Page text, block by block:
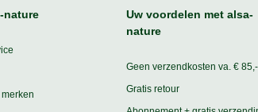
nature
Uw voordelen met alsa-
nature
Geen verzendkosten va. € 85,-
Gratis retour